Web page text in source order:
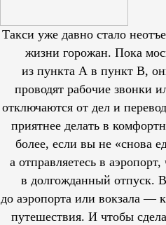
Такси уже давно стало
жизни горожан. Пока
из пункта А в пункт В,
проводят рабочие звонки
отключаются от дел и
приятнее делать в
более, если вы не «снова
а отправляетесь в аэропорт,
в долгожданный отпуск.
до аэропорта или вокзала —
путешествия. И чтобы